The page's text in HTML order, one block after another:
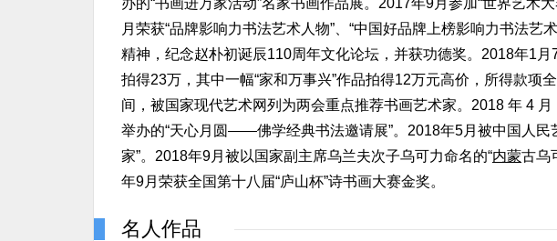
办的“书画进万家活动”名家书画作品展。2017年9月参加“世界艺术
月荣获“品牌影响力书法艺术人物”、“中国好品牌上榜影响力书法艺
精神，纪念赵朴初诞辰110周年文化论坛，并获功德奖。2018年1
拍得23万，其中一幅“家和万事兴”作品拍得12万元高价，所得款项
间，被国家现代艺术网列为两会重点推荐书画艺术家。2018 年 4
举办的“天心月圆——佛学经典书法邀请展”。2018年5月被中国人民
家”。2018年9月被以国家副主席乌兰夫次子乌可力命名的“内蒙古乌
年9月荣获全国第十八届“庐山杯”诗书画大赛金奖。
名人作品